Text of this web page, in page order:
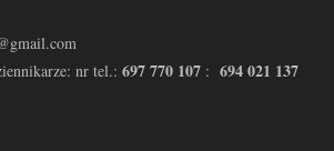
nr tel.: 697 770 107 : 694 021 137